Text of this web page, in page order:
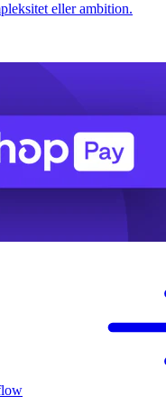
eller ambition.